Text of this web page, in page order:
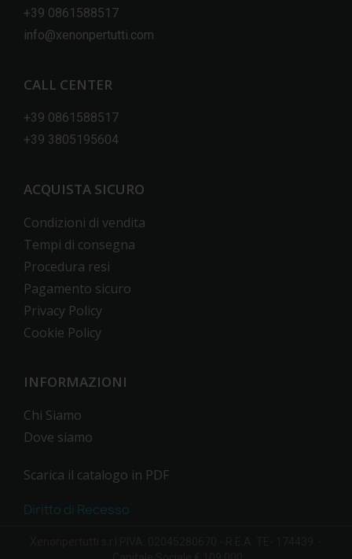
+39 0861588517
info@xenonpertutti.com
CALL CENTER
+39 0861588517
+39 3805195604
ACQUISTA SICURO
Condizioni di vendita
Tempi di consegna
Procedura resi
Pagamento sicuro
Privacy Policy
Cookie Policy
INFORMAZIONI
Chi Siamo
Dove siamo
Scarica il catalogo in PDF
Diritto di Recesso